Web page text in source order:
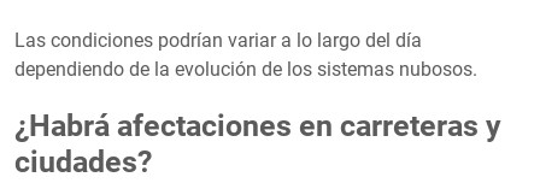
Las condiciones podrían variar a lo largo del día
dependiendo de la evolución de los sistemas nubosos.
¿Habrá afectaciones en carreteras y
ciudades?